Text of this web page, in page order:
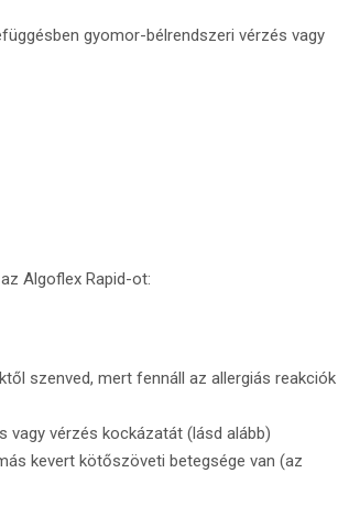
gyomor-bélrendszeri vérzés vagy
Algoflex Rapid-ot:
szenved, mert fennáll az allergiás reakciók
vagy vérzés kockázatát (lásd alább)
kevert kötőszöveti betegsége van (az